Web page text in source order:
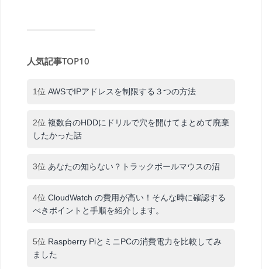
人気記事TOP10
1位 AWSでIPアドレスを制限する３つの方法
2位 複数台のHDDにドリルで穴を開けてまとめて廃棄
したかった話
3位 あなたの知らない？トラックボールマウスの沼
4位 CloudWatch の費用が高い！そんな時に確認する
べきポイントと手順を紹介します。
5位 Raspberry PiとミニPCの消費電力を比較してみ
ました